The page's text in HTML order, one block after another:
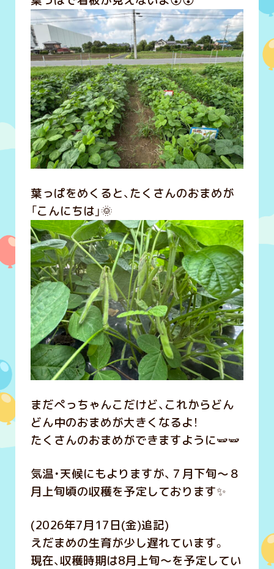
葉っぱをめくると、たくさんのおまめが
「こんにちは」🌞
まだぺっちゃんこだけど、これからどん
どん中のおまめが大きくなるよ！
たくさんのおまめができますように🫛🫛
気温・天候にもよりますが、７月下旬～８
月上旬頃の収穫を予定しております✨
(2026年7月17日(金)追記)
えだまめの生育が少し遅れています。
現在、収穫時期は8月上旬～を予定してい